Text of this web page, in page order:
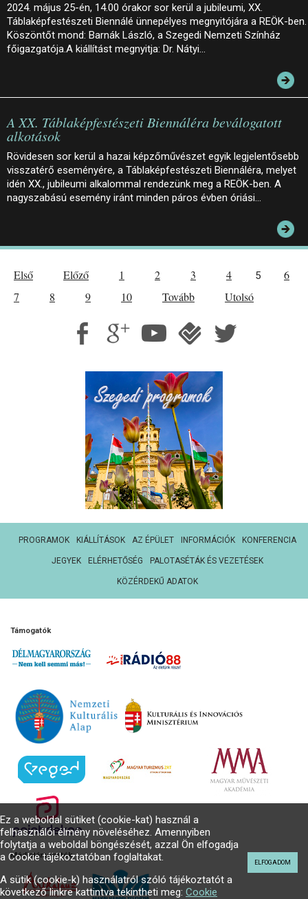
2024. május 25-én, 14.00 órakor sor kerül a jubileumi, XX.
Táblaképfestészeti Biennálé ünnepélyes megnyitójára a REÖK-
Köszöntőt mond: Barnák László, a Szegedi Nemzeti Színház
főigazgatója.A kiállítást megnyitja: Dr. Nátyi…
A XX. Táblaképfestészeti Biennáléra beválogatott
alkotások
Rövidesen sor kerül a hazai képzőművészet egyik legjelentősebb
visszatérő eseményére, a Táblaképfestészeti Biennáléra, melyet
idén XX., jubileumi alkalommal rendezünk meg a REÖK-ben. A
nagyszabású esemény iránt minden páros évben óriási…
Első Előző 1 2 3 4 5
6
7
8 9 10 Tovább Utolsó
PROGRAMOK KIÁLLÍTÁSOK AZ ÉPÜLET INFORMÁCIÓK KONFERENCIA
JEGYEK ELÉRHETŐSÉG PALOTASÉTÁK ÉS VEZETÉSEK
KÖZÉRDEKŰ ADATOK
Támogatók
Médiatámogatók
Ez a weboldal sütiket (cookie-kat) használ a
felhasználói élmény növeléséhez. Amennyiben
folytatja a weboldal böngészését, azzal Ön elfogadja
a Cookie tájékoztatóban foglaltakat.
A sütik (cookie-k) használatról szóló tájékoztatót a
következő linkre kattintva tekintheti meg: Cookie
ELFOGADOM